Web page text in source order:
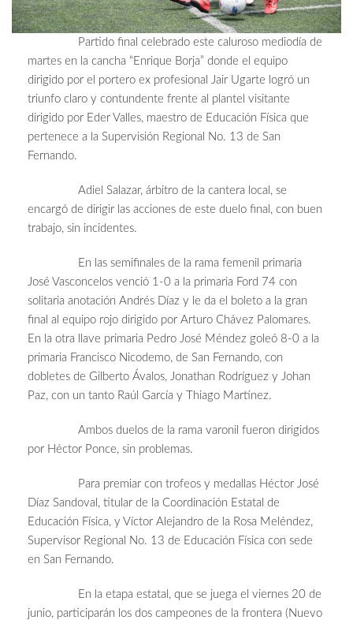
Partido final celebrado este caluroso mediodía de
martes en la cancha “Enrique Borja” donde el equipo
dirigido por el portero ex profesional Jair Ugarte logró un
triunfo claro y contundente frente al plantel visitante
dirigido por Eder Valles, maestro de Educación Física que
pertenece a la Supervisión Regional No. 13 de San
Fernando.
Adiel Salazar, árbitro de la cantera local, se
encargó de dirigir las acciones de este duelo final, con buen
trabajo, sin incidentes.
En las semifinales de la rama femenil primaria
José Vasconcelos venció 1-0 a la primaria Ford 74 con
solitaria anotación Andrés Díaz y le da el boleto a la gran
final al equipo rojo dirigido por Arturo Chávez Palomares.
En la otra llave primaria Pedro José Méndez goleó 8-0 a la
primaria Francisco Nicodemo, de San Fernando, con
dobletes de Gilberto Ávalos, Jonathan Rodríguez y Johan
Paz, con un tanto Raúl García y Thiago Martínez.
Ambos duelos de la rama varonil fueron dirigidos
por Héctor Ponce, sin problemas.
Para premiar con trofeos y medallas Héctor José
Díaz Sandoval, titular de la Coordinación Estatal de
Educación Física, y Víctor Alejandro de la Rosa Meléndez,
Supervisor Regional No. 13 de Educación Física con sede
en San Fernando.
En la etapa estatal, que se juega el viernes 20 de
junio, participarán los dos campeones de la frontera (Nuevo